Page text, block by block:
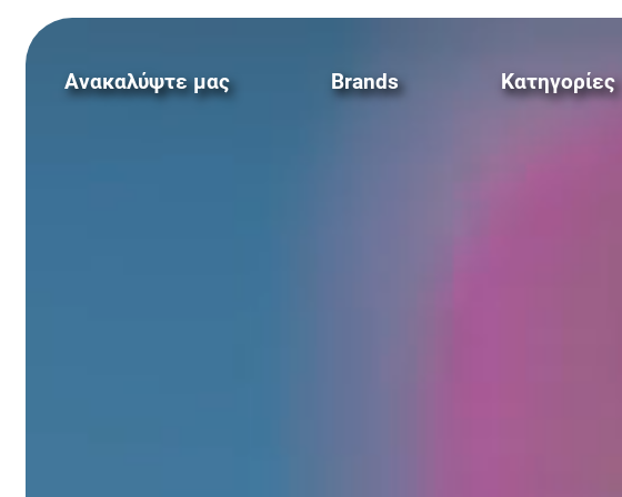
Ανακαλύψτε μας Brands Κατηγορίες